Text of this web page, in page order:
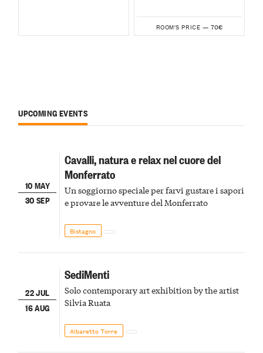
ROOM'S PRICE — 70€
UPCOMING EVENTS
10 MAY
30 SEP
Cavalli, natura e relax nel cuore del
Monferrato
Un soggiorno speciale per farvi gustare i sapori
e provare le avventure del Monferrato
Bistagno
22 JUL
16 AUG
SediMenti
Solo contemporary art exhibition by the artist
Silvia Ruata
Albaretto Torre